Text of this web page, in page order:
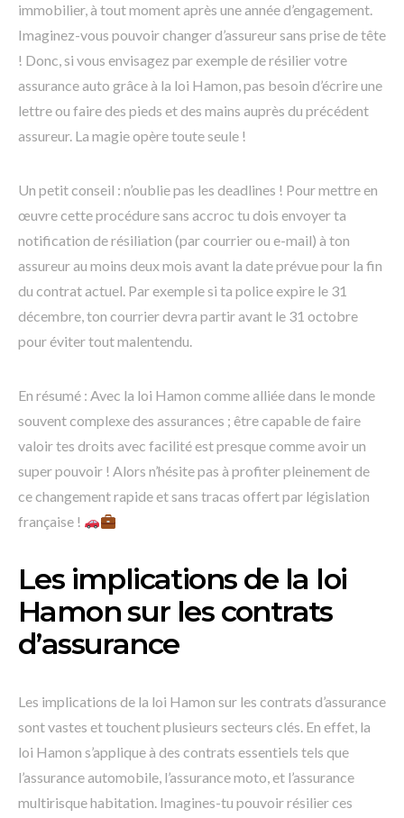
immobilier, à tout moment après une année d’engagement.
Imaginez-vous pouvoir changer d’assureur sans prise de tête
! Donc, si vous envisagez par exemple de résilier votre
assurance auto grâce à la loi Hamon, pas besoin d’écrire une
lettre ou faire des pieds et des mains auprès du précédent
assureur. La magie opère toute seule !
Un petit conseil : n’oublie pas les deadlines ! Pour mettre en
œuvre cette procédure sans accroc tu dois envoyer ta
notification de résiliation (par courrier ou e-mail) à ton
assureur au moins deux mois avant la date prévue pour la fin
du contrat actuel. Par exemple si ta police expire le 31
décembre, ton courrier devra partir avant le 31 octobre
pour éviter tout malentendu.
En résumé : Avec la loi Hamon comme alliée dans le monde
souvent complexe des assurances ; être capable de faire
valoir tes droits avec facilité est presque comme avoir un
super pouvoir ! Alors n’hésite pas à profiter pleinement de
ce changement rapide et sans tracas offert par législation
française !
Les implications de la loi
Hamon sur les contrats
d’assurance
Les implications de la loi Hamon sur les contrats d’assurance
sont vastes et touchent plusieurs secteurs clés. En effet, la
loi Hamon s’applique à des contrats essentiels tels que
l’assurance automobile, l’assurance moto, et l’assurance
multirisque habitation. Imagines-tu pouvoir résilier ces